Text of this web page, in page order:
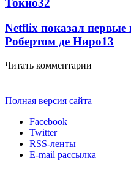
Токио32
Netflix показал первые
Робертом де Ниро13
Читать комментарии
Полная версия сайта
Facebook
Twitter
RSS-ленты
E-mail рассылка